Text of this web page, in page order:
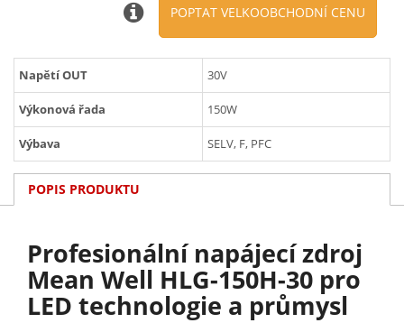
POPTAT VELKOOBCHODNÍ CENU
Napětí OUT 30V
Výkonová řada 150W
Výbava SELV, F, PFC
POPIS PRODUKTU
Profesionální napájecí zdroj
Mean Well HLG-150H-30 pro
LED technologie a průmysl